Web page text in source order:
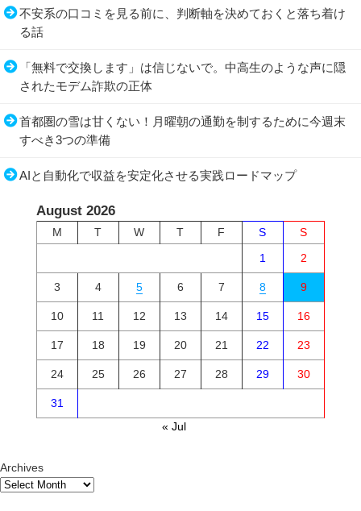
不安系の口コミを見る前に、判断軸を決めておくと落ち着け
る話
「無料で交換します」は信じないで。中高生のような声に隠
されたモデム詐欺の正体
首都圏の雪は甘くない！月曜朝の通勤を制するために今週末
すべき3つの準備
AIと自動化で収益を安定化させる実践ロードマップ
August 2026
M T W T F S
S
1
2
3 4 5 6 7 8 9
10 11 12 13 14 15 16
17 18 19 20 21 22 23
24 25 26 27 28 29 30
31
« Jul
Archives